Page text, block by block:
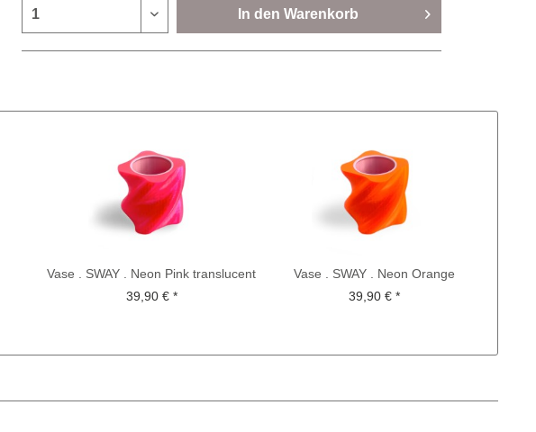
In den Warenkorb
Vase . SWAY . Neon Pink translucent
39,90 € *
Vase . SWAY . Neon Orange
translucent
39,90 € *